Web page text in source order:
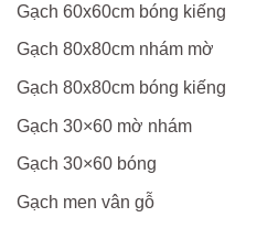
Gạch 60x60cm bóng kiếng
Gạch 80x80cm nhám mờ
Gạch 80x80cm bóng kiếng
Gạch 30×60 mờ nhám
Gạch 30×60 bóng
Gạch men vân gỗ